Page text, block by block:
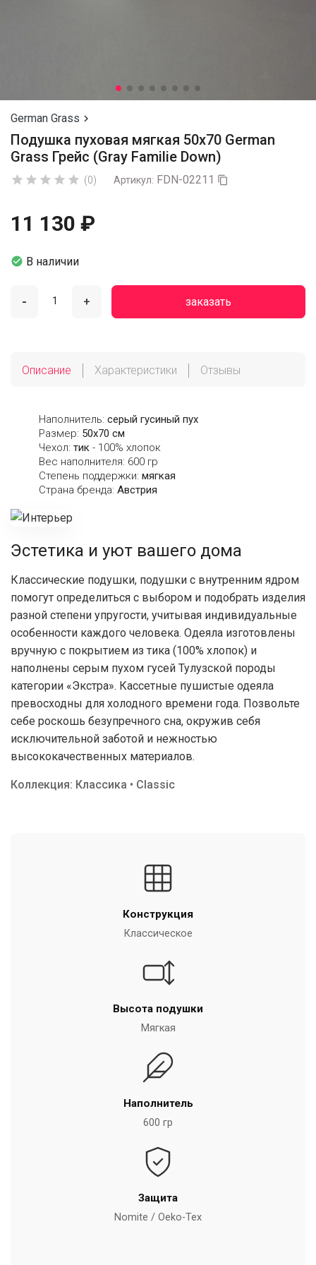
German Grass 
Подушка пуховая мягкая 50х70 German
Grass Грейс (Gray Familie Down)
     (0) Артикул: FDN-02211 
11 130 ₽
 В наличии
- + заказать
Описание Характеристики Отзывы
Наполнитель: серый гусиный пух
Размер: 50х70 см
Чехол: тик - 100% хлопок
Вес наполнителя: 600 гр
Степень поддержки: мягкая
Страна бренда: Австрия
Эстетика и уют вашего дома
Классические подушки, подушки с внутренним ядром
помогут определиться с выбором и подобрать изделия
разной степени упругости, учитывая индивидуальные
особенности каждого человека. Одеяла изготовлены
вручную с покрытием из тика (100% хлопок) и
наполнены серым пухом гусей Тулузской породы
категории «Экстра». Кассетные пушистые одеяла
превосходны для холодного времени года. Позвольте
себе роскошь безупречного сна, окружив себя
исключительной заботой и нежностью
высококачественных материалов.
Коллекция: Классика • Classic
Конструкция
Классическое
Высота подушки
Мягкая
Наполнитель
600 гр
Защита
Nomite / Oeko-Tex